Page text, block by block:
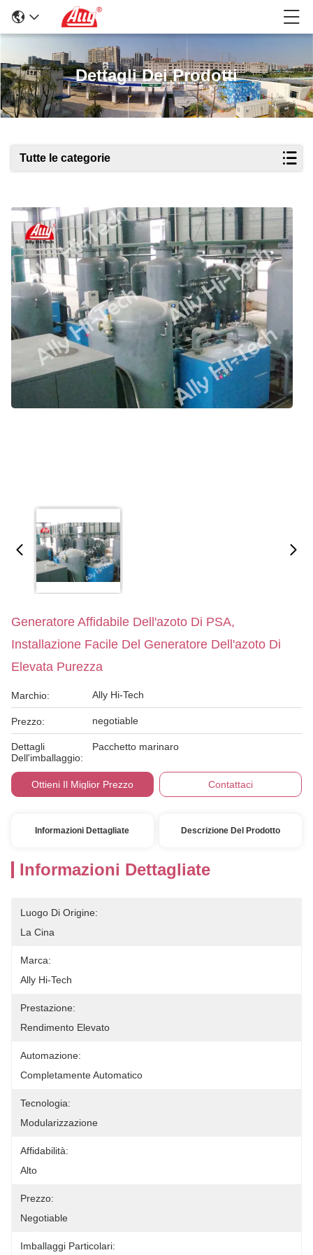
Dettagli Dei Prodotti
Tutte le categorie
Generatore Affidabile Dell'azoto Di PSA,
Installazione Facile Del Generatore Dell'azoto Di
Elevata Purezza
Marchio: Ally Hi-Tech
Prezzo: negotiable
Dettagli
Dell'imballaggio:
Pacchetto marinaro
Ottieni Il Miglior Prezzo Contattaci
Informazioni Dettagliate Descrizione Del Prodotto
Informazioni Dettagliate
Luogo Di Origine:
La Cina
Marca:
Ally Hi-Tech
Prestazione:
Rendimento Elevato
Automazione:
Completamente Automatico
Tecnologia:
Modularizzazione
Affidabilità:
Alto
Prezzo:
Negotiable
Imballaggi Particolari: